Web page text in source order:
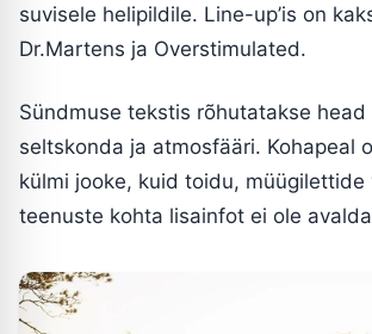
suvisele helipildile. Line-up’is on
Dr.Martens ja Overstimulated.
Sündmuse tekstis rõhutatakse head
seltskonda ja atmosfääri. Kohapeal
külmi jooke, kuid toidu, müügilettide
teenuste kohta lisainfot ei ole